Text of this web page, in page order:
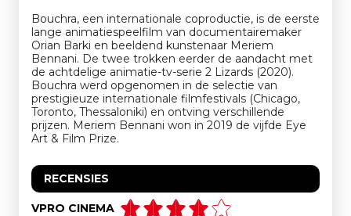
Bouchra, een internationale coproductie, is de eerste
lange animatiespeelfilm van documentairemaker
Orian Barki en beeldend kunstenaar Meriem
Bennani. De twee trokken eerder de aandacht met
de achtdelige animatie-tv-serie 2 Lizards (2020).
Bouchra werd opgenomen in de selectie van
prestigieuze internationale filmfestivals (Chicago,
Toronto, Thessaloniki) en ontving verschillende
prijzen. Meriem Bennani won in 2019 de vijfde Eye
Art & Film Prize.
RECENSIES
VPRO CINEMA